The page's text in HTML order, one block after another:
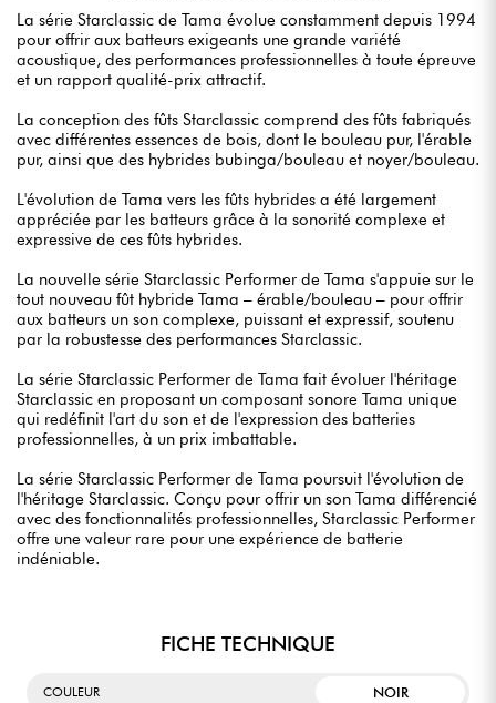
La série Starclassic de Tama évolue constamment depuis 1994
pour offrir aux batteurs exigeants une grande variété
acoustique, des performances professionnelles à toute épreuve
et un rapport qualité-prix attractif.
La conception des fûts Starclassic comprend des fûts fabriqués
avec différentes essences de bois, dont le bouleau pur, l'érable
pur, ainsi que des hybrides bubinga/bouleau et noyer/bouleau.
L'évolution de Tama vers les fûts hybrides a été largement
appréciée par les batteurs grâce à la sonorité complexe et
expressive de ces fûts hybrides.
La nouvelle série Starclassic Performer de Tama s'appuie sur le
tout nouveau fût hybride Tama – érable/bouleau – pour offrir
aux batteurs un son complexe, puissant et expressif, soutenu
par la robustesse des performances Starclassic.
La série Starclassic Performer de Tama fait évoluer l'héritage
Starclassic en proposant un composant sonore Tama unique
qui redéfinit l'art du son et de l'expression des batteries
professionnelles, à un prix imbattable.
La série Starclassic Performer de Tama poursuit l'évolution de
l'héritage Starclassic. Conçu pour offrir un son Tama différencié
avec des fonctionnalités professionnelles, Starclassic Performer
offre une valeur rare pour une expérience de batterie
indéniable.
FICHE TECHNIQUE
COULEUR NOIR